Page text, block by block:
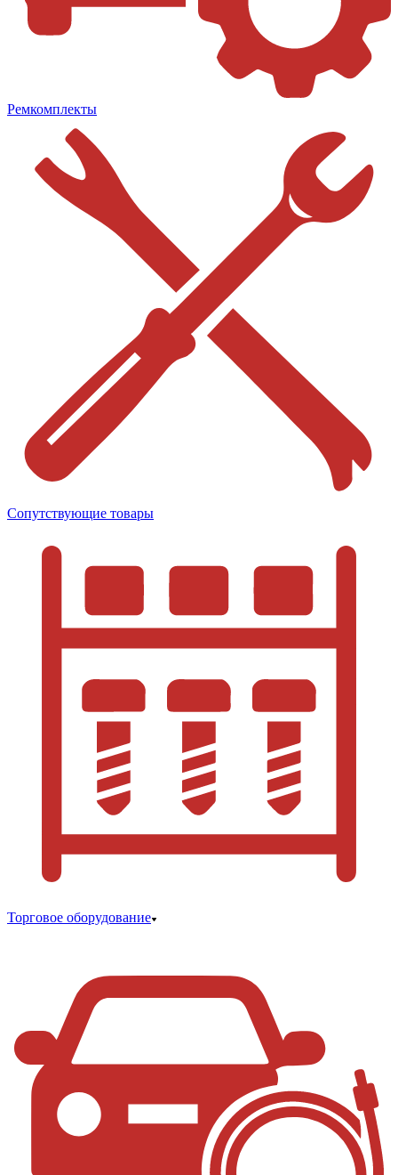
Ремкомплекты
Сопутствующие товары
Торговое оборудование